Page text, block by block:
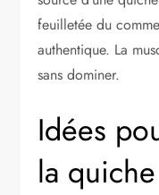
feuilletée du
authentique. La
sans dominer.
Idées
la quiche